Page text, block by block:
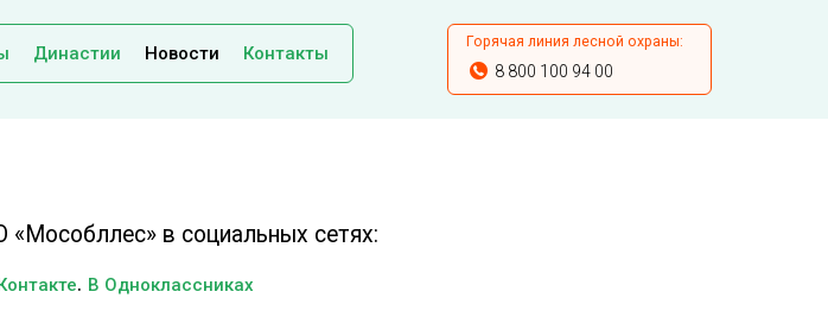
Династии Новости Контакты
Горячая линия лесной охраны:
8 800 100 94 00
в социальных сетях:
. В Одноклассниках